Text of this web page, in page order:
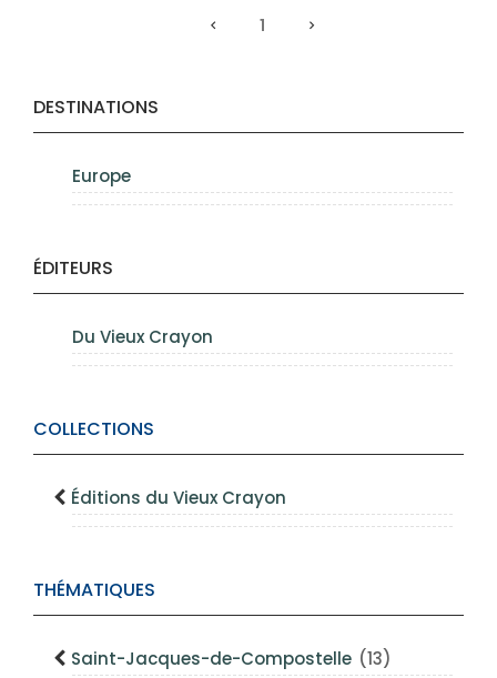
DESTINATIONS
Europe
ÉDITEURS
Du Vieux Crayon
COLLECTIONS
Éditions du Vieux Crayon
THÉMATIQUES
Saint-Jacques-de-Compostelle (13)
1